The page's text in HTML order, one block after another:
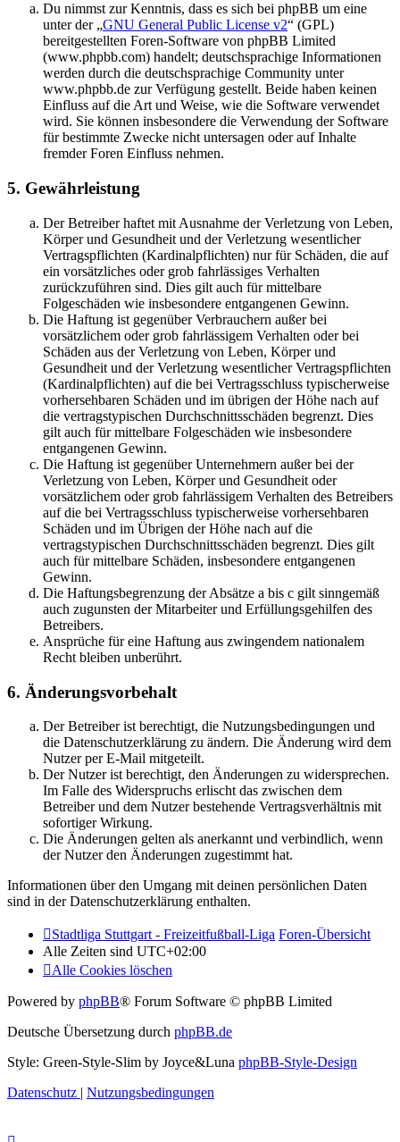
Du nimmst zur Kenntnis, dass es sich bei phpBB um eine
unter der „GNU General Public License v2“ (GPL)
bereitgestellten Foren-Software von phpBB Limited
(www.phpbb.com) handelt; deutschsprachige Informationen
werden durch die deutschsprachige Community unter
www.phpbb.de zur Verfügung gestellt. Beide haben keinen
Einfluss auf die Art und Weise, wie die Software verwendet
wird. Sie können insbesondere die Verwendung der Software
für bestimmte Zwecke nicht untersagen oder auf Inhalte
fremder Foren Einfluss nehmen.
5. Gewährleistung
Der Betreiber haftet mit Ausnahme der Verletzung von Leben,
Körper und Gesundheit und der Verletzung wesentlicher
Vertragspflichten (Kardinalpflichten) nur für Schäden, die auf
ein vorsätzliches oder grob fahrlässiges Verhalten
zurückzuführen sind. Dies gilt auch für mittelbare
Folgeschäden wie insbesondere entgangenen Gewinn.
Die Haftung ist gegenüber Verbrauchern außer bei
vorsätzlichem oder grob fahrlässigem Verhalten oder bei
Schäden aus der Verletzung von Leben, Körper und
Gesundheit und der Verletzung wesentlicher Vertragspflichten
(Kardinalpflichten) auf die bei Vertragsschluss typischerweise
vorhersehbaren Schäden und im übrigen der Höhe nach auf
die vertragstypischen Durchschnittsschäden begrenzt. Dies
gilt auch für mittelbare Folgeschäden wie insbesondere
entgangenen Gewinn.
Die Haftung ist gegenüber Unternehmern außer bei der
Verletzung von Leben, Körper und Gesundheit oder
vorsätzlichem oder grob fahrlässigem Verhalten des Betreibers
auf die bei Vertragsschluss typischerweise vorhersehbaren
Schäden und im Übrigen der Höhe nach auf die
vertragstypischen Durchschnittsschäden begrenzt. Dies gilt
auch für mittelbare Schäden, insbesondere entgangenen
Gewinn.
Die Haftungsbegrenzung der Absätze a bis c gilt sinngemäß
auch zugunsten der Mitarbeiter und Erfüllungsgehilfen des
Betreibers.
Ansprüche für eine Haftung aus zwingendem nationalem
Recht bleiben unberührt.
6. Änderungsvorbehalt
Der Betreiber ist berechtigt, die Nutzungsbedingungen und
die Datenschutzerklärung zu ändern. Die Änderung wird dem
Nutzer per E-Mail mitgeteilt.
Der Nutzer ist berechtigt, den Änderungen zu widersprechen.
Im Falle des Widerspruchs erlischt das zwischen dem
Betreiber und dem Nutzer bestehende Vertragsverhältnis mit
sofortiger Wirkung.
Die Änderungen gelten als anerkannt und verbindlich, wenn
der Nutzer den Änderungen zugestimmt hat.
Informationen über den Umgang mit deinen persönlichen Daten
sind in der Datenschutzerklärung enthalten.
Stadtliga Stuttgart - Freizeitfußball-Liga Foren-Übersicht
Alle Zeiten sind UTC+02:00
Alle Cookies löschen
Powered by phpBB® Forum Software © phpBB Limited
Deutsche Übersetzung durch phpBB.de
Style: Green-Style-Slim by Joyce&Luna phpBB-Style-Design
Datenschutz | Nutzungsbedingungen